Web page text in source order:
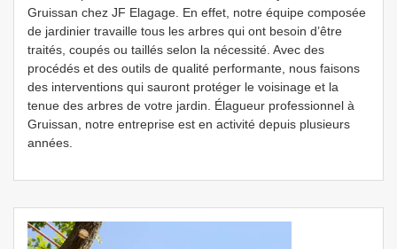
Gruissan chez JF Elagage. En effet, notre équipe composée
de jardinier travaille tous les arbres qui ont besoin d’être
traités, coupés ou taillés selon la nécessité. Avec des
procédés et des outils de qualité performante, nous faisons
des interventions qui sauront protéger le voisinage et la
tenue des arbres de votre jardin. Élagueur professionnel à
Gruissan, notre entreprise est en activité depuis plusieurs
années.